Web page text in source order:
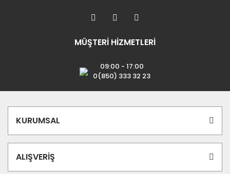
MÜŞTERİ HİZMETLERİ
09:00 - 17:00
0(850) 333 32 23
KURUMSAL
ALIŞVERİŞ